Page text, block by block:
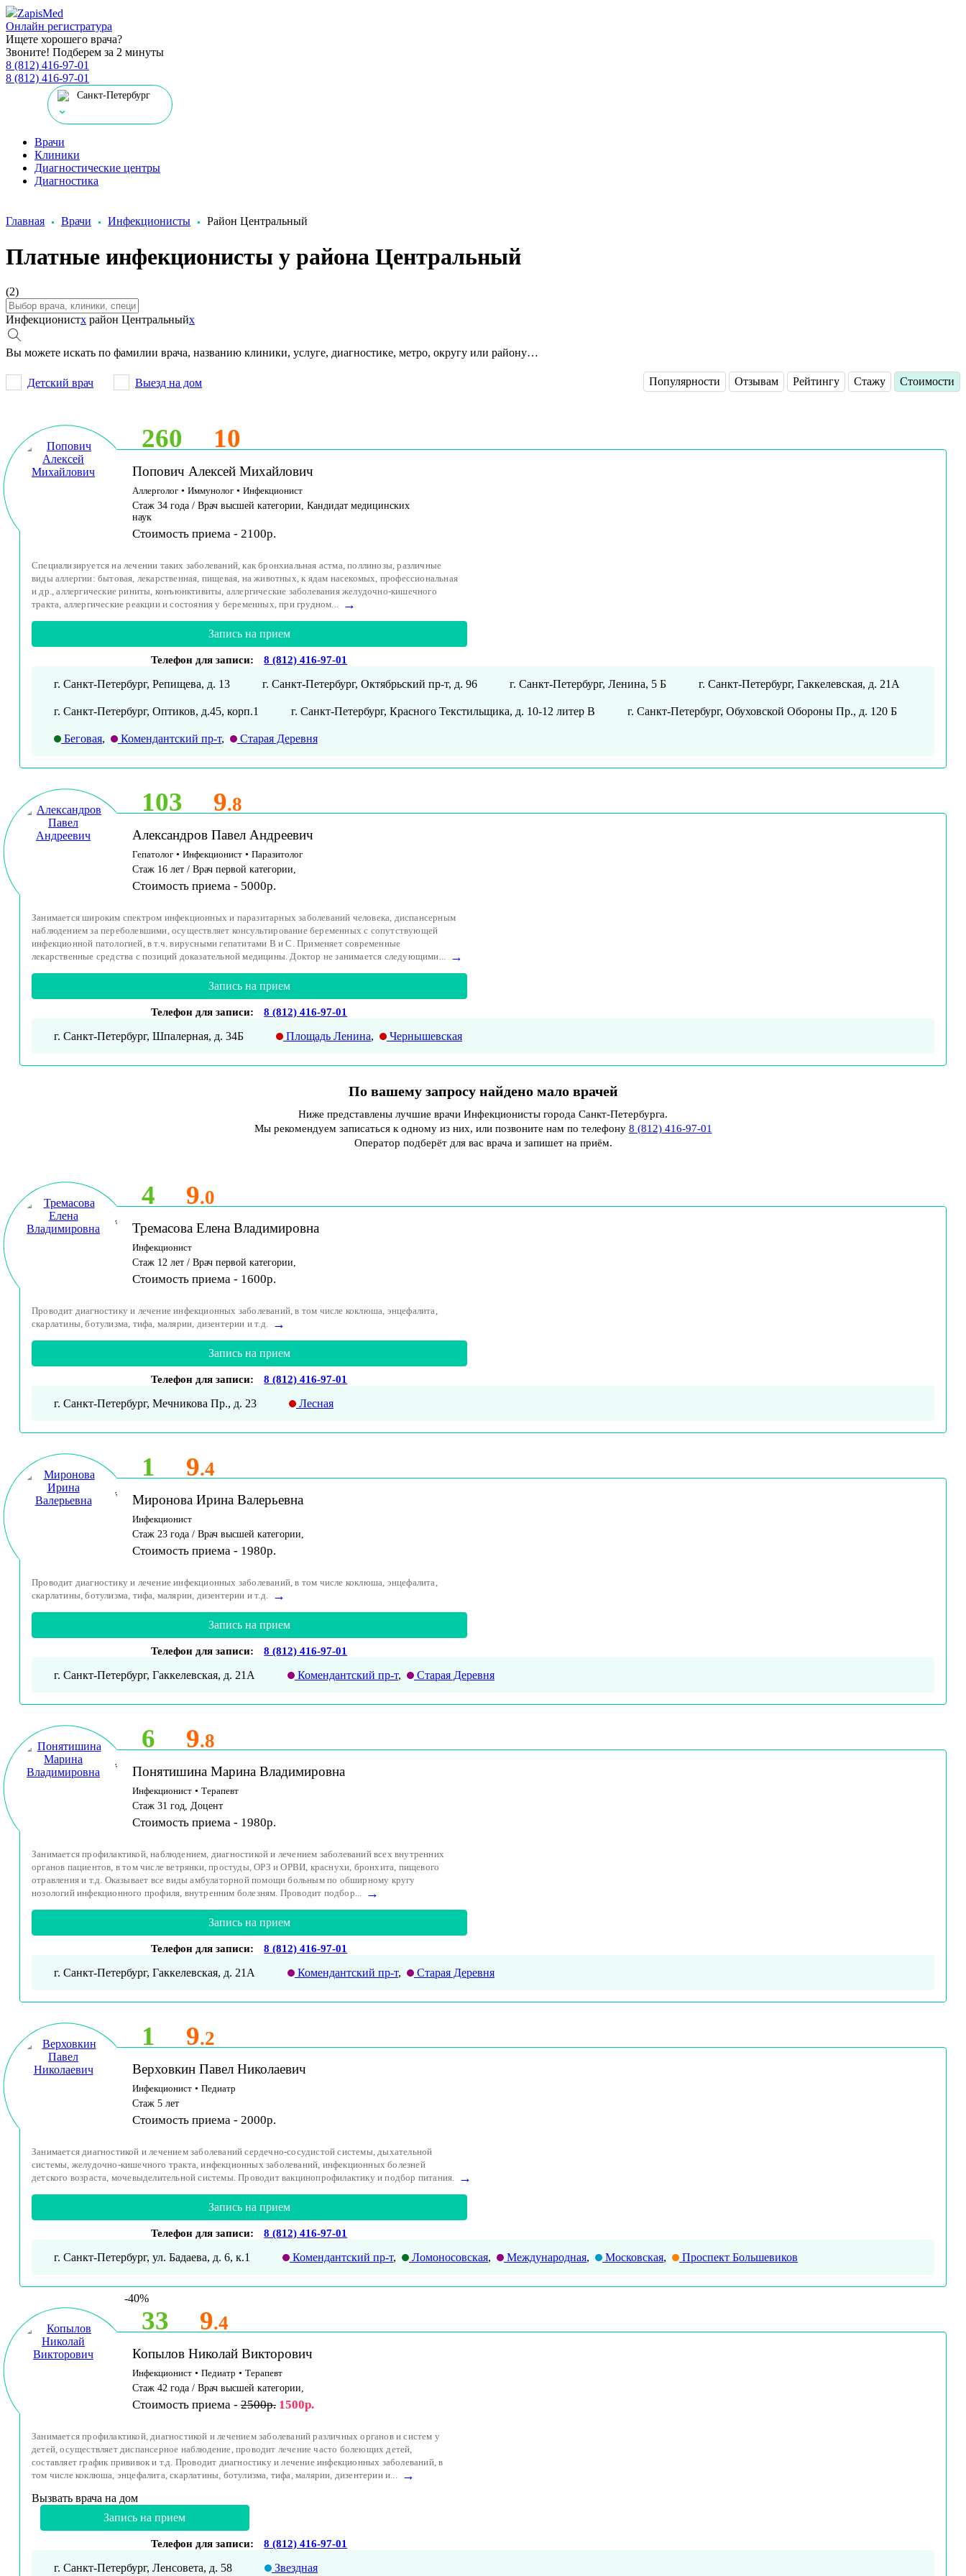
ZapisMed
Онлайн регистратура
Ищете хорошего врача?
Звоните! Подберем за 2 минуты
8 (812) 416-97-01
8 (812) 416-97-01
Санкт-Петербург
Врачи
Клиники
Диагностические центры
Диагностика
Главная Врачи Инфекционисты Район Центральный
Платные инфекционисты у района Центральный
(2)
Инфекционистx район Центральныйx
Вы можете искать по фамилии врача, названию клиники, услуге, диагностике, метро, округу или району…
Детский врач Выезд на дом Популярности Отзывам Рейтингу Стажу Стоимости
260 10
Попович Алексей Михайлович
Аллерголог • Иммунолог • Инфекционист
Стаж 34 года / Врач высшей категории, Кандидат медицинских
наук
Стоимость приема - 2100р.
Специализируется на лечении таких заболеваний, как бронхиальная астма, поллинозы, различные
виды аллергии: бытовая, лекарственная, пищевая, на животных, к ядам насекомых, профессиональная
и др., аллергические риниты, конъюнктивиты, аллергические заболевания желудочно-кишечного
тракта, аллергические реакции и состояния у беременных, при грудном... →
Запись на прием
Телефон для записи: 8 (812) 416-97-01
г. Санкт-Петербург, Репищева, д. 13 г. Санкт-Петербург, Октябрьский пр-т, д. 96 г. Санкт-Петербург, Ленина, 5 Б г. Санкт-Петербург, Гаккелевская, д. 21А
г. Санкт-Петербург, Оптиков, д.45, корп.1 г. Санкт-Петербург, Красного Текстильщика, д. 10-12 литер В г. Санкт-Петербург, Обуховской Обороны Пр., д. 120 Б
Беговая, Комендантский пр-т, Старая Деревня
103 9.8
Александров Павел Андреевич
Гепатолог • Инфекционист • Паразитолог
Стаж 16 лет / Врач первой категории,
Стоимость приема - 5000р.
Занимается широким спектром инфекционных и паразитарных заболеваний человека, диспансерным
наблюдением за переболевшими, осуществляет консультирование беременных с сопутствующей
инфекционной патологией, в т.ч. вирусными гепатитами В и С. Применяет современные
лекарственные средства с позиций доказательной медицины. Доктор не занимается следующими... →
Запись на прием
Телефон для записи: 8 (812) 416-97-01
г. Санкт-Петербург, Шпалерная, д. 34Б Площадь Ленина, Чернышевская
По вашему запросу найдено мало врачей
Ниже представлены лучшие врачи Инфекционисты города Санкт-Петербурга.
Мы рекомендуем записаться к одному из них, или позвоните нам по телефону 8 (812) 416-97-01
Оператор подберёт для вас врача и запишет на приём.
4 9.0
Принимает детей
и взрослых
Тремасова Елена Владимировна
Инфекционист
Стаж 12 лет / Врач первой категории,
Стоимость приема - 1600р.
Проводит диагностику и лечение инфекционных заболеваний, в том числе коклюша, энцефалита,
скарлатины, ботулизма, тифа, малярии, дизентерии и т.д. →
Запись на прием
Телефон для записи: 8 (812) 416-97-01
г. Санкт-Петербург, Мечникова Пр., д. 23 Лесная
1 9.4
Принимает детей
и взрослых
Миронова Ирина Валерьевна
Инфекционист
Стаж 23 года / Врач высшей категории,
Стоимость приема - 1980р.
Проводит диагностику и лечение инфекционных заболеваний, в том числе коклюша, энцефалита,
скарлатины, ботулизма, тифа, малярии, дизентерии и т.д. →
Запись на прием
Телефон для записи: 8 (812) 416-97-01
г. Санкт-Петербург, Гаккелевская, д. 21А Комендантский пр-т, Старая Деревня
6 9.8
Принимает детей
и взрослых
Понятишина Марина Владимировна
Инфекционист • Терапевт
Стаж 31 год, Доцент
Стоимость приема - 1980р.
Занимается профилактикой, наблюдением, диагностикой и лечением заболеваний всех внутренних
органов пациентов, в том числе ветрянки, простуды, ОРЗ и ОРВИ, краснухи, бронхита, пищевого
отравления и т.д. Оказывает все виды амбулаторной помощи больным по обширному кругу
нозологий инфекционного профиля, внутренним болезням. Проводит подбор... →
Запись на прием
Телефон для записи: 8 (812) 416-97-01
г. Санкт-Петербург, Гаккелевская, д. 21А Комендантский пр-т, Старая Деревня
1 9.2
Верховкин Павел Николаевич
Инфекционист • Педиатр
Стаж 5 лет
Стоимость приема - 2000р.
Занимается диагностикой и лечением заболеваний сердечно-сосудистой системы, дыхательной
системы, желудочно-кишечного тракта, инфекционных заболеваний, инфекционных болезней
детского возраста, мочевыделительной системы. Проводит вакцинопрофилактику и подбор питания. →
Запись на прием
Телефон для записи: 8 (812) 416-97-01
г. Санкт-Петербург, ул. Бадаева, д. 6, к.1 Комендантский пр-т, Ломоносовская, Международная, Московская, Проспект Большевиков
-40%
33 9.4
Копылов Николай Викторович
Инфекционист • Педиатр • Терапевт
Стаж 42 года / Врач высшей категории,
Стоимость приема - 2500р. 1500р.
Занимается профилактикой, диагностикой и лечением заболеваний различных органов и систем у
детей, осуществляет диспансерное наблюдение, проводит лечение часто болеющих детей,
составляет график прививок и т.д. Проводит диагностику и лечение инфекционных заболеваний, в
том числе коклюша, энцефалита, скарлатины, ботулизма, тифа, малярии, дизентерии и...
→
Вызвать врача на дом
Запись на прием
Телефон для записи: 8 (812) 416-97-01
г. Санкт-Петербург, Ленсовета, д. 58 Звездная